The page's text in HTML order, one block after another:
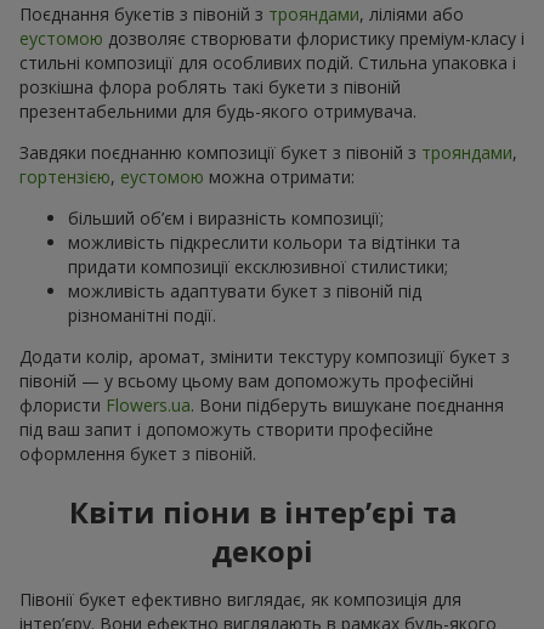
Поєднання букетів з півоній з трояндами, ліліями або
еустомою дозволяє створювати флористику преміум-класу і
стильні композиції для особливих подій. Стильна упаковка і
розкішна флора роблять такі букети з півоній
презентабельними для будь-якого отримувача.
Завдяки поєднанню композиції букет з півоній з трояндами,
гортензією, еустомою можна отримати:
більший об’єм і виразність композиції;
можливість підкреслити кольори та відтінки та
придати композиції ексклюзивної стилистики;
можливість адаптувати букет з півоній під
різноманітні події.
Додати колір, аромат, змінити текстуру композиції букет з
півоній — у всьому цьому вам допоможуть професійні
флористи Flowers.ua. Вони підберуть вишукане поєднання
під ваш запит і допоможуть створити професійне
оформлення букет з півоній.
Квіти піони в інтер’єрі та
декорі
Півонії букет ефективно виглядає, як композиція для
інтер’єру. Вони ефектно виглядають в рамках будь-якого